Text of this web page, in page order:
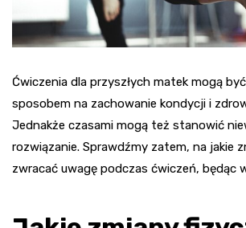
Ćwiczenia dla przyszłych matek mogą
sposobem na zachowanie kondycji i
Jednakże czasami mogą też stanowić
rozwiązanie. Sprawdźmy zatem, na jakie
zwracać uwagę podczas ćwiczeń, będąc